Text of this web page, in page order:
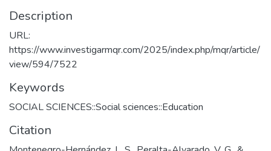
Description
URL:
https://www.investigarmqr.com/2025/index.php/mqr/article/
view/594/7522
Keywords
SOCIAL SCIENCES::Social sciences::Education
Citation